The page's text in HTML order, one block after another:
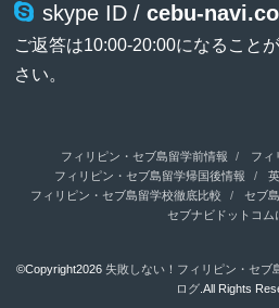
skype ID /cebu-
ご返答は10:00-20:00になること
さい。
フィリピン・セブ島留学前情報
フィ
フィリピン・セブ島留学帰国後情報
フィリピン・セブ島留学校徹底比較
セブ
セブナビドットコム
©Copyright2026 失敗しない！フィリピン・セブ
ログ.All Rights